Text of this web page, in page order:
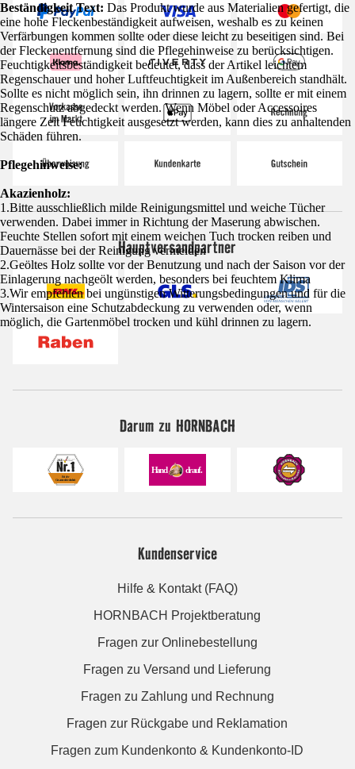
Beständigkeit Text: Das Produkt wurde aus Materialien gefertigt, die
eine hohe Fleckenbeständigkeit aufweisen, weshalb es zu keinen
Verfärbungen kommen sollte oder diese leicht zu beseitigen sind. Bei
der Fleckenentfernung sind die Pflegehinweise zu berücksichtigen.
Feuchtigkeitsbeständigkeit bedeutet, dass der Artikel leichtem
Regenschauer und hoher Luftfeuchtigkeit im Außenbereich standhält.
Sollte es nicht möglich sein, ihn drinnen zu lagern, sollte er mit einem
Regenschutz abgedeckt werden. Wenn Möbel oder Accessoires
längere Zeit Feuchtigkeit ausgesetzt werden, kann dies zu anhaltenden
Schäden führen.
Pflegehinweise:
Akazienholz:
1.Bitte ausschließlich milde Reinigungsmittel und weiche Tücher
verwenden. Dabei immer in Richtung der Maserung abwischen.
Feuchte Stellen sofort mit einem weichen Tuch trocken reiben und
Dauernässe bei der Reinigung vermeiden
2.Geöltes Holz sollte vor der Benutzung und nach der Saison vor der
Einlagerung nachgeölt werden, besonders bei feuchtem Klima
3.Wir empfehlen bei ungünstigen Witterungsbedingungen und für die
Wintersaison eine Schutzabdeckung zu verwenden oder, wenn
möglich, die Gartenmöbel trocken und kühl drinnen zu lagern.
Hauptversandpartner
Darum zu HORNBACH
Kundenservice
Hilfe & Kontakt (FAQ)
HORNBACH Projektberatung
Fragen zur Onlinebestellung
Fragen zu Versand und Lieferung
Fragen zu Zahlung und Rechnung
Fragen zur Rückgabe und Reklamation
Fragen zum Kundenkonto & Kundenkonto-ID